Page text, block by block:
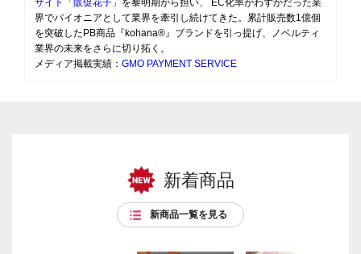
サイト「販促花子」 を黎明期から担い、 EC化率がわずかだった業
界でパイオニアとして業界を牽引し続けてきた。累計販売数1億個
を突破したPB商品『kohana®』ブランドを引っ提げ、ノベルティ
業界の未来をさらに切り拓く。
メディア掲載実績： GMO PAYMENT SERVICE
新着商品
新商品一覧を見る